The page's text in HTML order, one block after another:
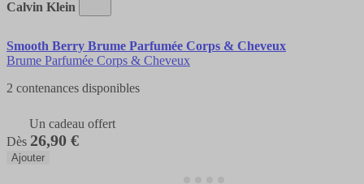
Calvin Klein
Smooth Berry Brume Parfumée Corps & Cheveux
Brume Parfumée Corps & Cheveux
2 contenances disponibles
Un cadeau offert
Dès 26,90 €
Ajouter